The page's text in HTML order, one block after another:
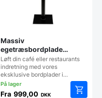
Massiv
egetræsbordplade
naturolie
Løft din café eller restaurants
indretning med vores
eksklusive bordplader i…
Fra 999,00 DKK